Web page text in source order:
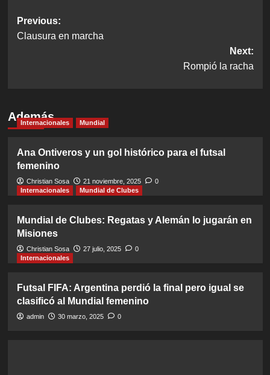
Post
navigation
Previous:
Clausura en marcha
Next:
Rompió la racha
Además
Internacionales Mundial
Ana Ontiveros y un gol histórico para el futsal
femenino
Christian Sosa 21 noviembre, 2025
0
Internacionales
Mundial de Clubes
Mundial de Clubes: Regatas y Alemán lo jugarán en
Misiones
Christian Sosa 27 julio, 2025
0
Internacionales
Futsal FIFA: Argentina perdió la final pero igual se
clasificó al Mundial femenino
admin 30 marzo, 2025 0